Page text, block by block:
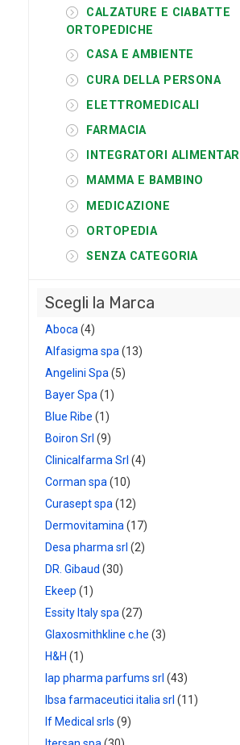
CALZATURE E CIABATTE
ORTOPEDICHE
CASA E AMBIENTE
CURA DELLA PERSONA
ELETTROMEDICALI
FARMACIA
INTEGRATORI ALIMENTARI
MAMMA E BAMBINO
MEDICAZIONE
ORTOPEDIA
SENZA CATEGORIA
Scegli la Marca
Aboca(4)
Alfasigma spa(13)
Angelini Spa(5)
Bayer Spa(1)
Blue Ribe (1)
Boiron Srl (9)
Clinicalfarma Srl (4)
Corman spa(10)
Curasept spa(12)
Dermovitamina(17)
Desa pharma srl (2)
DR. Gibaud (30)
Ekeep (1)
Essity Italy spa(27)
Glaxosmithkline c.he (3)
H&H (1)
Iap pharma parfums srl (43)
Ibsa farmaceutici italia srl (11)
If Medical srls (9)